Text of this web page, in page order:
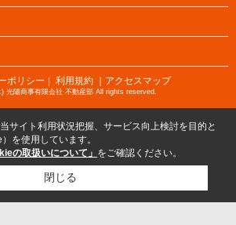
ポリシー ｜ 利用規約 ｜アクセスマップ
光陽商事有限会社 不動産部 All rights reserved.
サイト利用状況把握、サービス向上検討を目的と
を使用しています。
の取扱いについて」 をご確認ください。
閉じる